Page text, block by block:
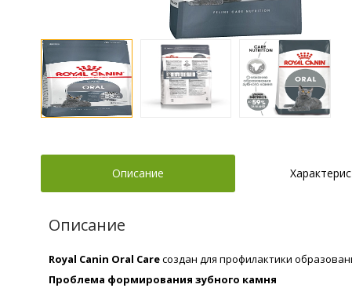
Описание
Описание
Royal Canin Oral Careсоздан для профилактики
Проблема формирования зубного камня